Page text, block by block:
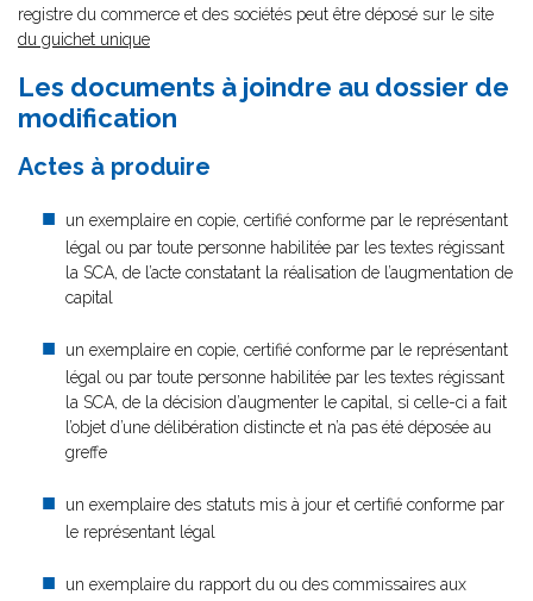
registre du commerce et des sociétés peut être déposé sur le site
du guichet unique
Les documents à joindre au dossier de
modification
Actes à produire
un exemplaire en copie, certifié conforme par le représentant
légal ou par toute personne habilitée par les textes régissant
la SCA, de l’acte constatant la réalisation de l’augmentation de
capital
un exemplaire en copie, certifié conforme par le représentant
légal ou par toute personne habilitée par les textes régissant
la SCA, de la décision d’augmenter le capital, si celle-ci a fait
l’objet d’une délibération distincte et n’a pas été déposée au
greffe
un exemplaire des statuts mis à jour et certifié conforme par
le représentant légal
un exemplaire du rapport du ou des commissaires aux